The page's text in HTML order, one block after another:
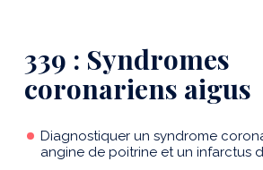
339 : Syndromes
coronariens aigus
Diagnostiquer un syndrome
angine de poitrine et un infarctus